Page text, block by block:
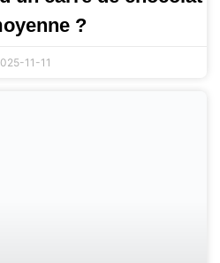
?
11-11